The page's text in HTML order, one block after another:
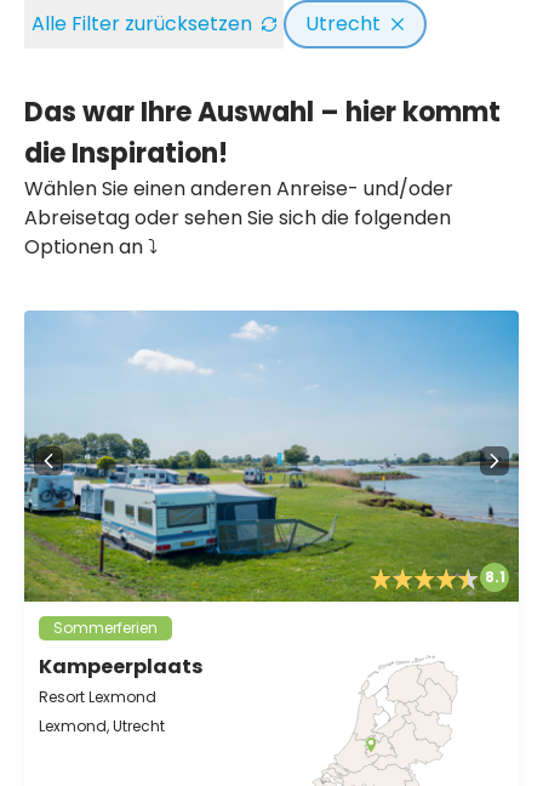
Alle Filter zurücksetzen Utrecht
Das war Ihre Auswahl – hier kommt
die Inspiration!
Wählen Sie einen anderen Anreise- und/oder
Abreisetag oder sehen Sie sich die folgenden
Optionen an ⤵️
8.1
Sommerferien
Kampeerplaats
Resort Lexmond
Lexmond, Utrecht